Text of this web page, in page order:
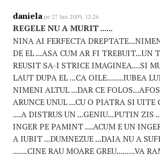
daniela pe 27 Iun 2009, 12:26
REGELE NU A MURIT ......
NINA AI FERFECTA
DE EL ...ASA CUM AR FI TREBUIT...UN
REUSIT SA-I STRICE IMAGINEA....SI
LAUT DUPA EL ...CA OILE........IUBEA
NIMENI ALTUL ...DAR CE
ARUNCE UNUL ...CU O PIATRA SI UITE
....A DISTRUS UN ...GENIU...PUTIN ZIS
INGER PE PAMINT ....ACUM E UN
A IUBIT ...DUMNEZUE ...DAIA NU A
.......CINE RAU MOARE GREU.........VA